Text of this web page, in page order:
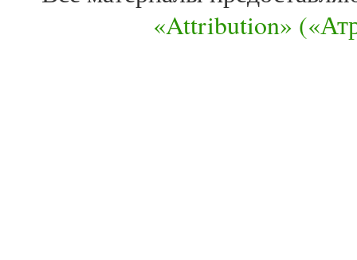
«Attribution»